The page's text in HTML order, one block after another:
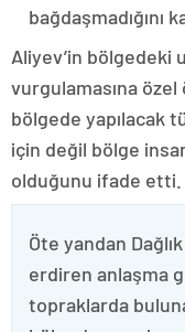
bağdaşmadığını
Aliyev’in bölgedeki
vurgulamasına
bölgede yapılacak
için değil bölge
olduğunu ifade etti.
Öte yandan
erdiren anlaşma
topraklarda